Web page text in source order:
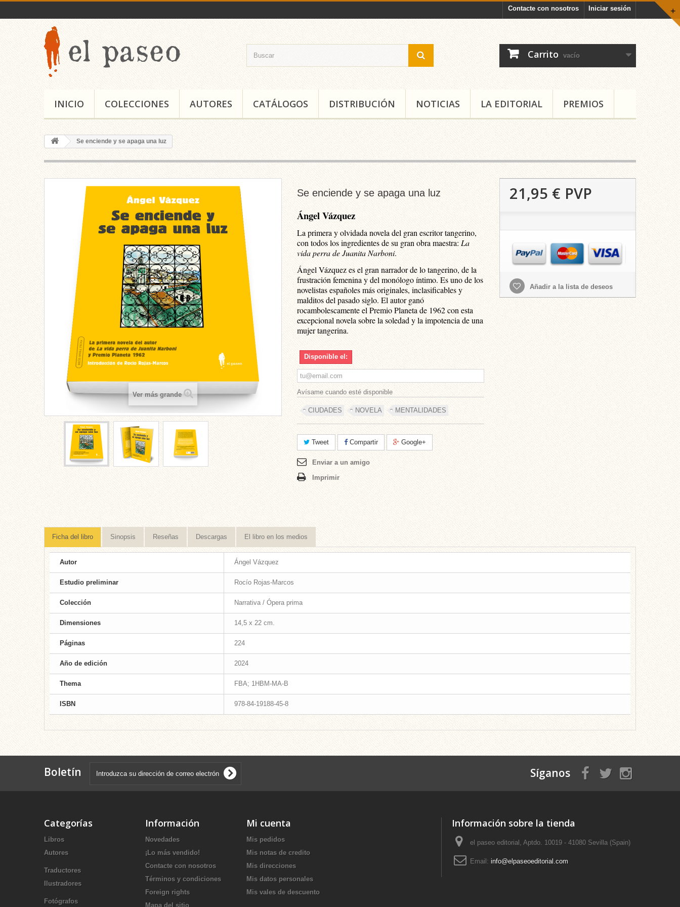
+
Iniciar sesión
Contacte con nosotros
Carrito vacío
INICIO COLECCIONES AUTORES CATÁLOGOS DISTRIBUCIÓN NOTICIAS LA EDITORIAL PREMIOS
Se enciende y se apaga una luz
Ver más grande
Se enciende y se apaga una luz
Ángel Vázquez
La primera y olvidada novela del gran escritor tangerino,
con todos los ingredientes de su gran obra maestra: La
vida perra de Juanita Narboni.
Ángel Vázquez es el gran narrador de lo tangerino, de la
frustración femenina y del monólogo íntimo. Es uno de los
novelistas españoles más originales, inclasificables y
malditos del pasado siglo. El autor ganó
rocambolescamente el Premio Planeta de 1962 con esta
excepcional novela sobre la soledad y la impotencia de una
mujer tangerina.
Disponible el:
Avísame cuando esté disponible
CIUDADES NOVELA MENTALIDADES
Tweet Compartir Google+
Enviar a un amigo
Imprimir
21,95 € PVP
Añadir a la lista de deseos
Ficha del libro Sinopsis Reseñas Descargas El libro en los medios
Autor Ángel Vázquez
Estudio preliminar Rocío Rojas-Marcos
Colección Narrativa / Ópera prima
Dimensiones 14,5 x 22 cm.
Páginas 224
Año de edición 2024
Thema FBA; 1HBM-MA-B
ISBN 978-84-19188-45-8
Boletín Síganos
Categorías
Libros
Autores
Traductores
Ilustradores
Fotógrafos
Información
Novedades
¡Lo más vendido!
Contacte con nosotros
Términos y condiciones
Foreign rights
Mapa del sitio
Mi cuenta
Mis pedidos
Mis notas de credito
Mis direcciones
Mis datos personales
Mis vales de descuento
Información sobre la tienda
el paseo editorial, Aptdo. 10019 - 41080 Sevilla (Spain)
Email: info@elpaseoeditorial.com